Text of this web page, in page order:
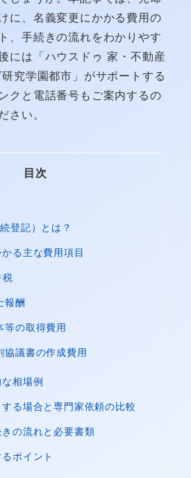
に、名義変更にかかる費用の
、手続きの流れをわかりやす
には「ハウスドゥ 家・不動産
究学園都市」がサポートする
クと電話番号もご案内するの
さい。
目次
登記）とは？
る主な費用項目
税
報酬
の取得費用
議書の作成費用
相場例
る場合と専門家依頼の比較
の流れと必要書類
ポイント